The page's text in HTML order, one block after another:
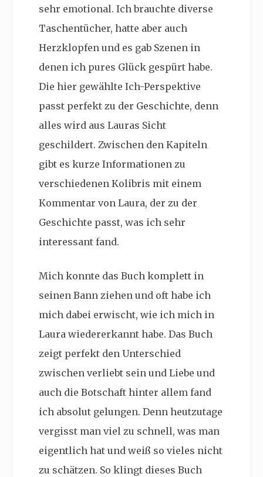
sehr emotional. Ich brauchte diverse
Taschentücher, hatte aber auch
Herzklopfen und es gab Szenen in
denen ich pures Glück gespürt habe.
Die hier gewählte Ich-Perspektive
passt perfekt zu der Geschichte, denn
alles wird aus Lauras Sicht
geschildert. Zwischen den Kapiteln
gibt es kurze Informationen zu
verschiedenen Kolibris mit einem
Kommentar von Laura, der zu der
Geschichte passt, was ich sehr
interessant fand.
Mich konnte das Buch komplett in
seinen Bann ziehen und oft habe ich
mich dabei erwischt, wie ich mich in
Laura wiedererkannt habe. Das Buch
zeigt perfekt den Unterschied
zwischen verliebt sein und Liebe und
auch die Botschaft hinter allem fand
ich absolut gelungen. Denn heutzutage
vergisst man viel zu schnell, was man
eigentlich hat und weiß so vieles nicht
zu schätzen. So klingt dieses Buch